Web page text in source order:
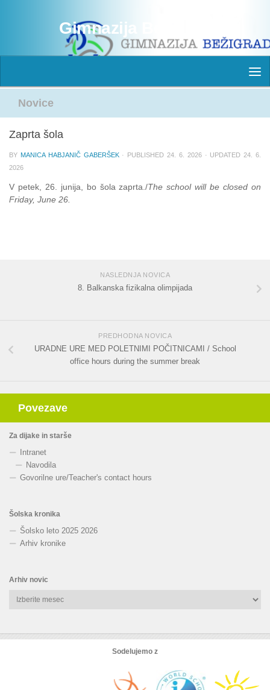
Gimnazija Bežigrad
Novice
Zaprta šola
BY MANICA HABJANIČ GABERŠEK · PUBLISHED 24. 6. 2026· UPDATED 24. 6.
2026
V petek, 26. junija, bo šola zaprta./The school will be closed on
Friday, June 26.
NASLEDNJA NOVICA
8. Balkanska fizikalna olimpijada
PREDHODNA NOVICA
URADNE URE MED POLETNIMI POČITNICAMI / School
office hours during the summer break
Povezave
Za dijake in starše
Intranet
Navodila
Govorilne ure/Teacher's contact hours
Šolska kronika
Šolsko leto 2025 2026
Arhiv kronike
Arhiv novic
Arhiv
Sodelujemo z